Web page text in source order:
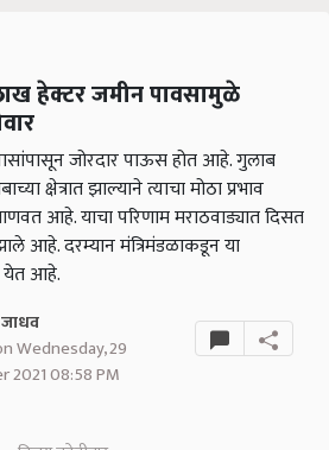
हेक्टर जमीन पावसामुळे
जोरदार पाऊस होत आहे. गुलाब
क्षेत्रात झाल्याने त्याचा मोठा प्रभाव
जाणवत आहे. याचा परिणाम मराठवाड्यात दिसत
आहे. दरम्यान मंत्रिमंडळाकडून या
येत आहे.
Wednesday, 29
2021 08:58 PM